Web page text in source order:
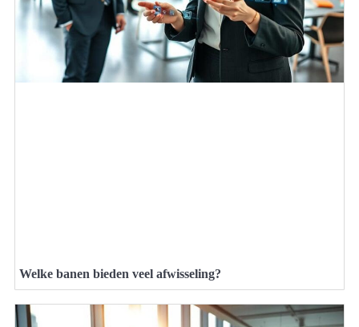
Welke banen bieden veel afwisseling?